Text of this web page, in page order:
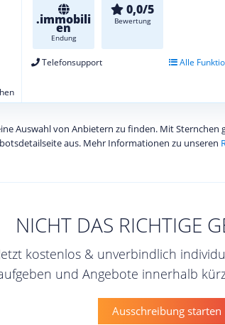
.immobili
en
Endung
0,0/5
Bewertung
Telefonsupport Alle
Auswahl von Anbietern zu finden. Mit Sternchen
aus. Mehr Informationen zu unseren
NICHT DAS RICHTIGE
kostenlos & unverbindlich
und Angebote innerhalb
Ausschreibung starten